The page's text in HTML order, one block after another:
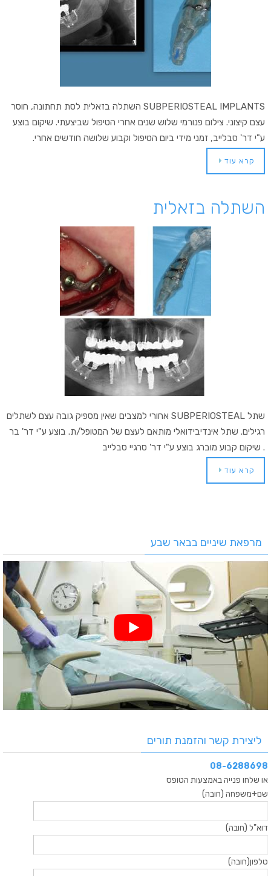
SUBPERIOSTEAL IMPLANTS השתלה בזאלית לסת תחתונה, חוסר
עצם קיצוני. צילום פנורמי שלוש שנים אחרי הטיפול שביצעתי. שיקום בוצע
ע"י דר' סבלייב, זמני מידי ביום הטיפול וקבוע שלושה חודשים אחרי.
קרא עוד
השתלה בזאלית
שתל SUBPERIOSTEAL אחורי למצבים שאין מספיק גובה עצם לשתלים
רגילים. שתל אינדיבידואלי מותאם לעצם של המטופל/ת. בוצע ע"י דר' בר
. שיקום קבוע מוברג בוצע ע"י דר' סרגיי סבלייב
קרא עוד
מרפאת שיניים בבאר שבע
ליצירת קשר והזמנת תורים
08-6288698
או שלחו פנייה באמצעות הטופס
שם+משפחה (חובה)
דוא"ל (חובה)
טלפון(חובה)